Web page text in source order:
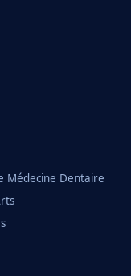
Médecine Dentaire